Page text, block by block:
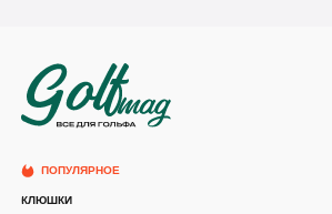
КЛЮШКИ
ПОПУЛЯРНОЕ